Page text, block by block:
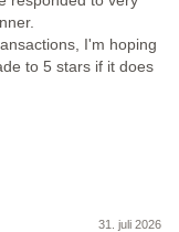
I'm hoping
to 5 stars if it does
31. juli 2026